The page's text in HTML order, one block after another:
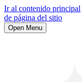
Ir al contenido principal
de página del sitio
Open Menu